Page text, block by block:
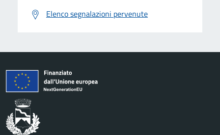
Elenco segnalazioni pervenute